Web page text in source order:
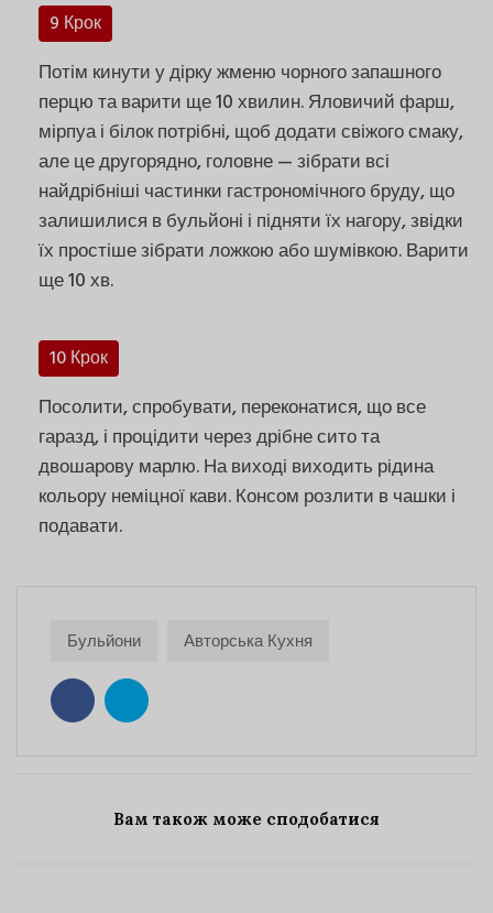
9 Крок
Потім кинути у дірку жменю чорного запашного
перцю та варити ще 10 хвилин. Яловичий фарш,
мірпуа і білок потрібні, щоб додати свіжого смаку,
але це другорядно, головне — зібрати всі
найдрібніші частинки гастрономічного бруду, що
залишилися в бульйоні і підняти їх нагору, звідки
їх простіше зібрати ложкою або шумівкою. Варити
ще 10 хв.
10 Крок
Посолити, спробувати, переконатися, що все
гаразд, і процідити через дрібне сито та
двошарову марлю. На виході виходить рідина
кольору неміцної кави. Консом розлити в чашки і
подавати.
Бульйони Авторська Кухня
Вам також може сподобатися